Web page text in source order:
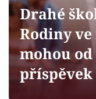
Sledujte
Filmový
Drahé
Rodiny
mohou
příspěvek